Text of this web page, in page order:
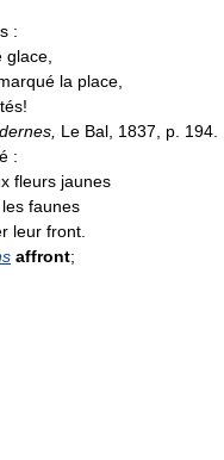
:
la place,
Le Bal, 1837, p. 194.
:
fleurs jaunes
faunes
leur front.
affront;